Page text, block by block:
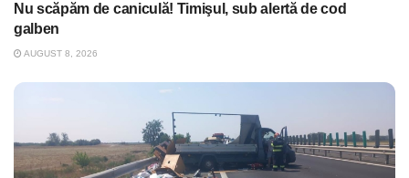
Nu scăpăm de caniculă! Timişul, sub alertă de cod
galben
AUGUST 8, 2026